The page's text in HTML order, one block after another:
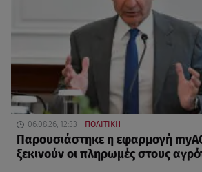
06.08.26, 12:33 ΠΟΛΙΤΙΚΗ
Παρουσιάστηκε η εφαρμογή
ξεκινούν οι πληρωμές στους